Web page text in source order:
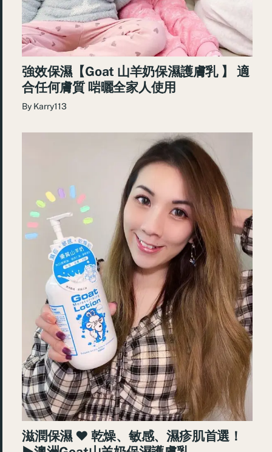
強效保濕【Goat 山羊奶保濕護膚乳 】 適
合任何膚質 啱曬全家人使用
By Karry113
滋潤保濕 ♥ 乾燥、敏感、濕疹肌首選！